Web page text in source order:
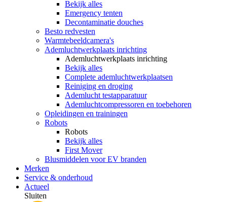
Bekijk alles
Emergency tenten
Decontaminatie douches
Besto redvesten
Warmtebeeldcamera's
Ademluchtwerkplaats inrichting
Ademluchtwerkplaats inrichting
Bekijk alles
Complete ademluchtwerkplaatsen
Reiniging en droging
Ademlucht testapparatuur
Ademluchtcompressoren en toebehoren
Opleidingen en trainingen
Robots
Robots
Bekijk alles
First Mover
Blusmiddelen voor EV branden
Merken
Service & onderhoud
Actueel
Sluiten